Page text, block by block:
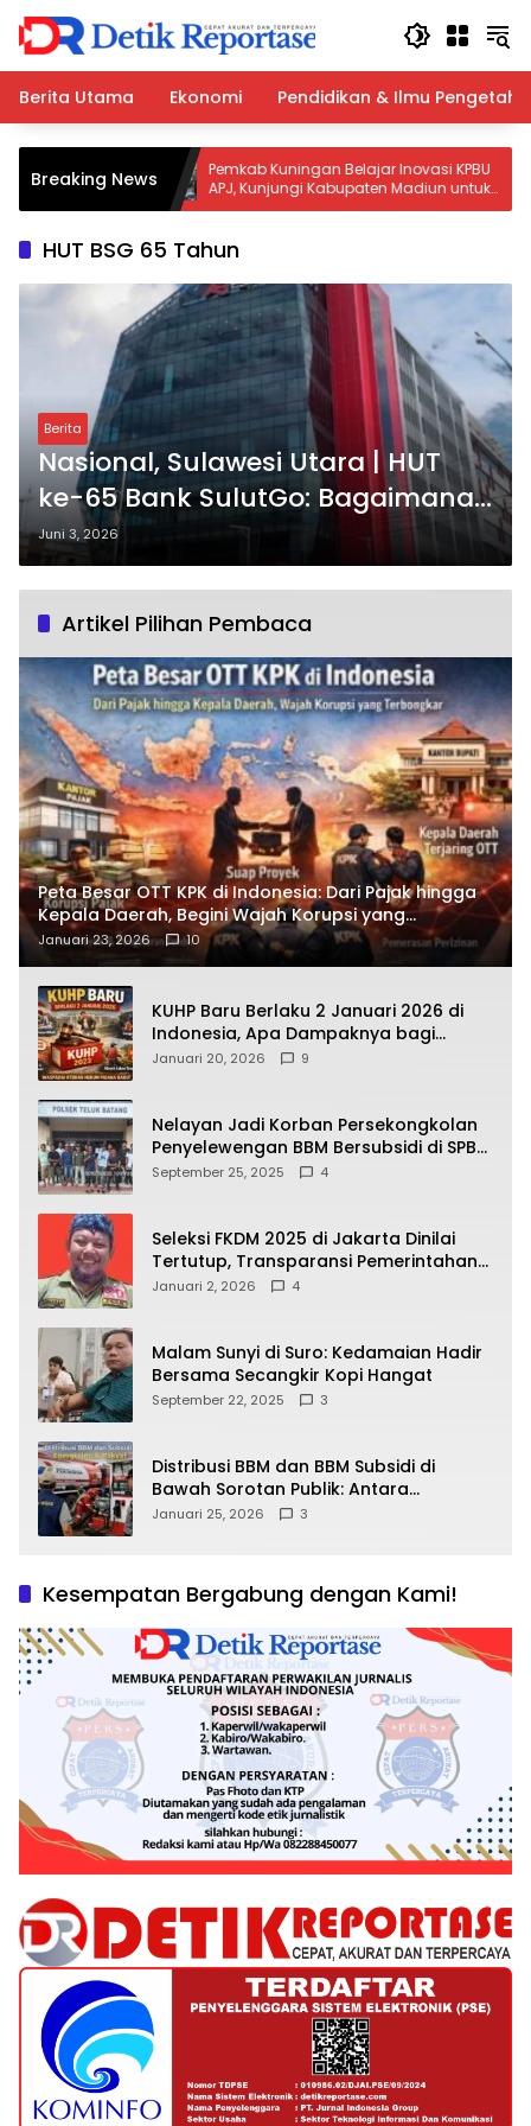
Langsung
konten
Berita Utama
Ekonomi Pendidikan & Ilmu
Breaking News
Pemkab Kuningan Belajar Inovasi KPBU
APJ, Kunjungi Kabupaten Madiun untuk
Genjot Infrastruktur
HUT BSG 65 Tahun
Berita
Nasional, Sulawesi Utara | HUT
ke-65 Bank SulutGo: Bagaimana
“Torang Pe Bank” Menjadi
Penggerak Ekonomi Sulawesi dan
Juni 3, 2026
Artikel Pilihan Pembaca
Peta Besar OTT KPK di Indonesia: Dari Pajak hingga
Kepala Daerah, Begini Wajah Korupsi yang
Terbongkar
Januari 23, 2026 10
KUHP Baru Berlaku 2 Januari 2026 di
Indonesia, Apa Dampaknya bagi
Kehidupan Warga? Ini Aturan Kunci
Januari 20, 2026 9
Nelayan Jadi Korban Persekongkolan
Penyelewengan BBM Bersubsidi di SPBU
64.78809 Teluk Batang
September 25, 2025 4
Seleksi FKDM 2025 di Jakarta Dinilai
Tertutup, Transparansi Pemerintahan
Pramono–Rano Dipertanyakan
Januari 2, 2026 4
Malam Sunyi di Suro: Kedamaian Hadir
Bersama Secangkir Kopi Hangat
September 22, 2025 3
Distribusi BBM dan BBM Subsidi di
Bawah Sorotan Publik: Antara
Kepentingan Negara, Hak Konsumen,
Januari 25, 2026 3
Kesempatan Bergabung dengan Kami!